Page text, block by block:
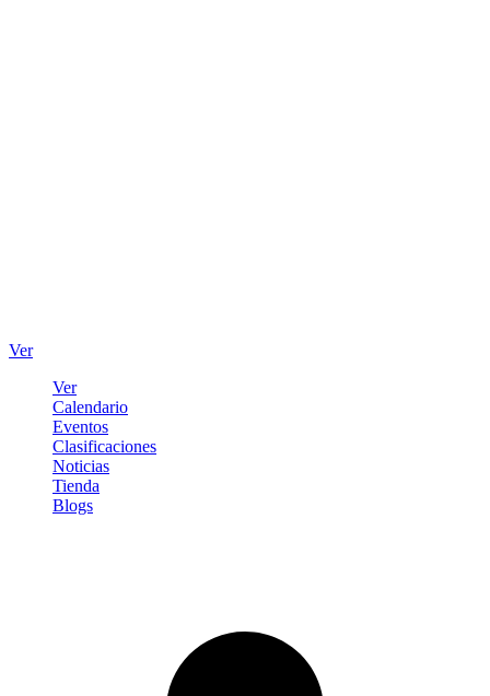
Ver
Ver
Calendario
Eventos
Clasificaciones
Noticias
Tienda
Blogs